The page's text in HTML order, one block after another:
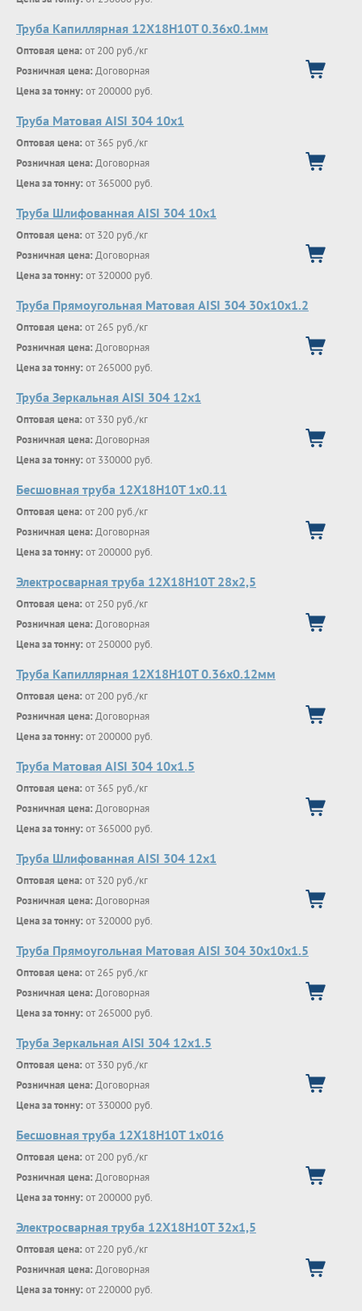
Труба Капиллярная 12Х18Н10Т 0.36х0.1мм
Оптовая цена: от 200 руб./кг
Розничная цена: Договорная
Цена за тонну: от 200000 руб.
Труба Матовая AISI 304 10х1
Оптовая цена: от 365 руб./кг
Розничная цена: Договорная
Цена за тонну: от 365000 руб.
Труба Шлифованная AISI 304 10х1
Оптовая цена: от 320 руб./кг
Розничная цена: Договорная
Цена за тонну: от 320000 руб.
Труба Прямоугольная Матовая AISI 304 30х10х1.2
Оптовая цена: от 265 руб./кг
Розничная цена: Договорная
Цена за тонну: от 265000 руб.
Труба Зеркальная AISI 304 12х1
Оптовая цена: от 330 руб./кг
Розничная цена: Договорная
Цена за тонну: от 330000 руб.
Бесшовная труба 12Х18Н10Т 1х0.11
Оптовая цена: от 200 руб./кг
Розничная цена: Договорная
Цена за тонну: от 200000 руб.
Электросварная труба 12Х18Н10Т 28х2,5
Оптовая цена: от 250 руб./кг
Розничная цена: Договорная
Цена за тонну: от 250000 руб.
Труба Капиллярная 12Х18Н10Т 0.36х0.12мм
Оптовая цена: от 200 руб./кг
Розничная цена: Договорная
Цена за тонну: от 200000 руб.
Труба Матовая AISI 304 10х1.5
Оптовая цена: от 365 руб./кг
Розничная цена: Договорная
Цена за тонну: от 365000 руб.
Труба Шлифованная AISI 304 12х1
Оптовая цена: от 320 руб./кг
Розничная цена: Договорная
Цена за тонну: от 320000 руб.
Труба Прямоугольная Матовая AISI 304 30х10х1.5
Оптовая цена: от 265 руб./кг
Розничная цена: Договорная
Цена за тонну: от 265000 руб.
Труба Зеркальная AISI 304 12х1.5
Оптовая цена: от 330 руб./кг
Розничная цена: Договорная
Цена за тонну: от 330000 руб.
Бесшовная труба 12Х18Н10Т 1х016
Оптовая цена: от 200 руб./кг
Розничная цена: Договорная
Цена за тонну: от 200000 руб.
Электросварная труба 12Х18Н10Т 32х1,5
Оптовая цена: от 220 руб./кг
Розничная цена: Договорная
Цена за тонну: от 220000 руб.